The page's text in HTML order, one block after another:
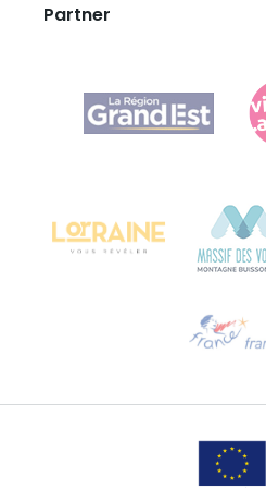
Agence Régionale du
Bureau de Colmar
Sprechen Sie uns
Partner